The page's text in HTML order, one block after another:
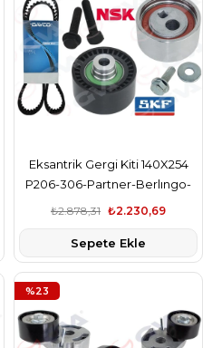
Eksantrik Gergi Kiti 140X254
P206-306-Partner-Berlıngo-
Jumpy-Scudo-Corolla 1.9D 98
₺2.230,69
₺2.878,31
Sepete Ekle
%23